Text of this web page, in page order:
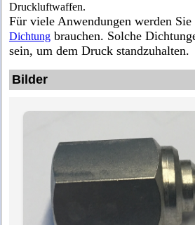
Druckluftwaffen.
Für viele Anwendungen werden Sie
Dichtung brauchen. Solche
sein, um dem Druck standzuhalten.
Bilder